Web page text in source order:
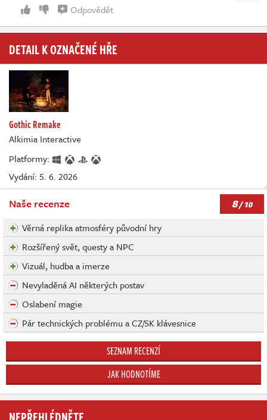
Odpovědět
DETAIL K OZNAČENÉ HŘE
Gothic Remake
Alkimia Interactive
Platformy:
Vydání: 5. 6. 2026
Naše recenze 8/ 10
Věrná replika atmosféry původní hry
Rozšířený svět, questy a NPC
Vizuál, hudba a imerze
Nevyladěná AI některých postav
Oslabení magie
Pár technických problému a CZ/SK klávesnice
SEZNAM RECENZÍ
JAK HODNOTÍME